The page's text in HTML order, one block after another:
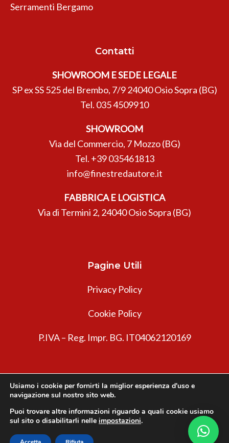
Serramenti Bergamo
Contatti
SHOWROOM E SEDE LEGALE
SP ex SS 525 del Brembo, 7/9 24040 Osio Sopra (BG)
Tel. 035 4509910
SHOWROOM
Via del Commercio, 7 Mozzo (BG)
Tel. +39 035461813
info@finestredautore.it
FABBRICA E LOGISTICA
Via di Termini 2, 24040 Osio Sopra (BG)
Pagine Utili
Privacy Policy
Cookie Policy
P.IVA – Reg. Impr. BG. IT04062120169
Innovea © 2026. Tutti i diritti riservati.
Usiamo i cookie per fornirti la miglior esperienza d'uso e
navigazione sul nostro sito web.
Puoi trovare altre informazioni riguardo a quali cookie usiamo
sul sito o disabilitarli nelle impostazioni.